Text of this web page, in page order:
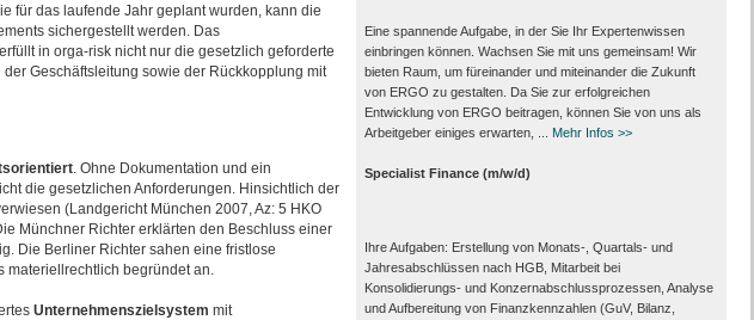
für das laufende Jahr geplant wurden, kann die
sichergestellt werden. Das
in orga-risk nicht nur die gesetzlich geforderte
Geschäftsleitung sowie der Rückkopplung mit
. Ohne Dokumentation und ein
die gesetzlichen Anforderungen. Hinsichtlich der
(Landgericht München 2007, Az: 5 HKO
Münchner Richter erklärten den Beschluss einer
Die Berliner Richter sahen eine fristlose
materiellrechtlich begründet an.
Unternehmenszielsystem mit
Eine spannende Aufgabe, in der Sie Ihr Expertenwissen
einbringen können. Wachsen Sie mit uns gemeinsam! Wir
bieten Raum, um füreinander und miteinander die Zukunft
von ERGO zu gestalten. Da Sie zur erfolgreichen
Entwicklung von ERGO beitragen, können Sie von uns als
Arbeitgeber einiges erwarten, ...
Mehr Infos >>
Specialist Finance (m/w/d)
Ihre Aufgaben: Erstellung von Monats‑, Quartals‑ und
Jahresabschlüssen nach HGB, Mitarbeit bei
Konsolidierungs‑ und Konzernabschlussprozessen, Analyse
und Aufbereitung von Finanzkennzahlen (GuV, Bilanz,